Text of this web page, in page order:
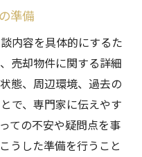
準備
内容を具体的にするた
売却物件に関する詳細
態、周辺環境、過去の
で、専門家に伝えやす
ての不安や疑問点を事
うした準備を行うこと